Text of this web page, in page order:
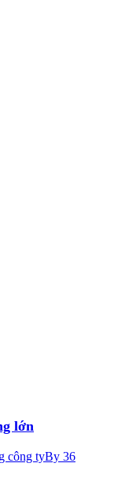
lớn
công tyBy 36